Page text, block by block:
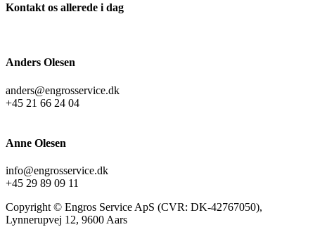
Kontakt os allerede i dag
Anders Olesen
anders@engrosservice.dk
+45 21 66 24 04
Anne Olesen
info@engrosservice.dk
+45 29 89 09 11
Copyright © Engros Service ApS (CVR: DK-42767050),
Lynnerupvej 12, 9600 Aars